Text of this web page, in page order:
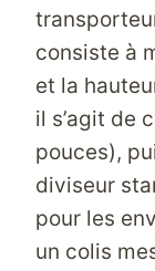
consiste à
et la
il s’agit de
pouces),
diviseur
pour les
un colis